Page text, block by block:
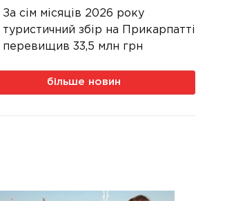
За сім місяців 2026 року
туристичний збір на Прикарпатті
перевищив 33,5 млн грн
більше новин